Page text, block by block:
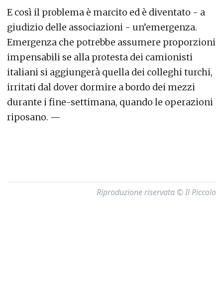
E così il problema è marcito ed è diventato - a
giudizio delle associazioni - un’emergenza.
Emergenza che potrebbe assumere proporzioni
impensabili se alla protesta dei camionisti
italiani si aggiungerà quella dei colleghi turchi,
irritati dal dover dormire a bordo dei mezzi
durante i fine-settimana, quando le operazioni
riposano. —
Riproduzione riservata © Il Piccolo